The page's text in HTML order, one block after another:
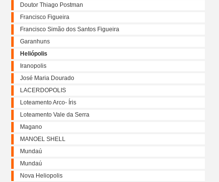
Doutor Thiago Postman
Francisco Figueira
Francisco Simão dos Santos Figueira
Garanhuns
Heliópolis
Iranopolis
José Maria Dourado
LACERDOPOLIS
Loteamento Arco- Íris
Loteamento Vale da Serra
Magano
MANOEL SHELL
Mundaú
Mundaú
Nova Heliopolis